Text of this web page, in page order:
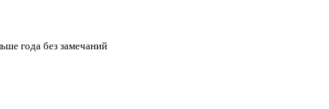
года без замечаний